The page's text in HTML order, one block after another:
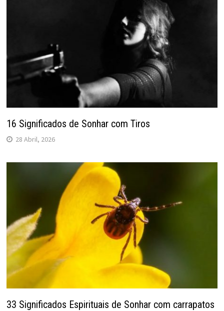
16 Significados de Sonhar com Tiros
28 Abril, 2026
33 Significados Espirituais de Sonhar com carrapatos